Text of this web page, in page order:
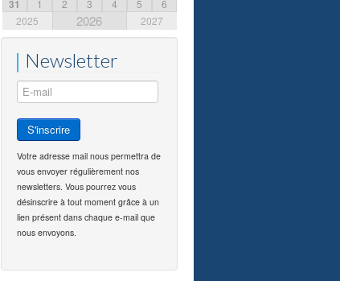
31
1 2 3 4 5
6
2025
2026 2027
Newsletter
Votre adresse mail nous permettra de
vous envoyer régulièrement nos
newsletters. Vous pourrez vous
désinscrire à tout moment grâce à un
lien présent dans chaque e-mail que
nous envoyons.